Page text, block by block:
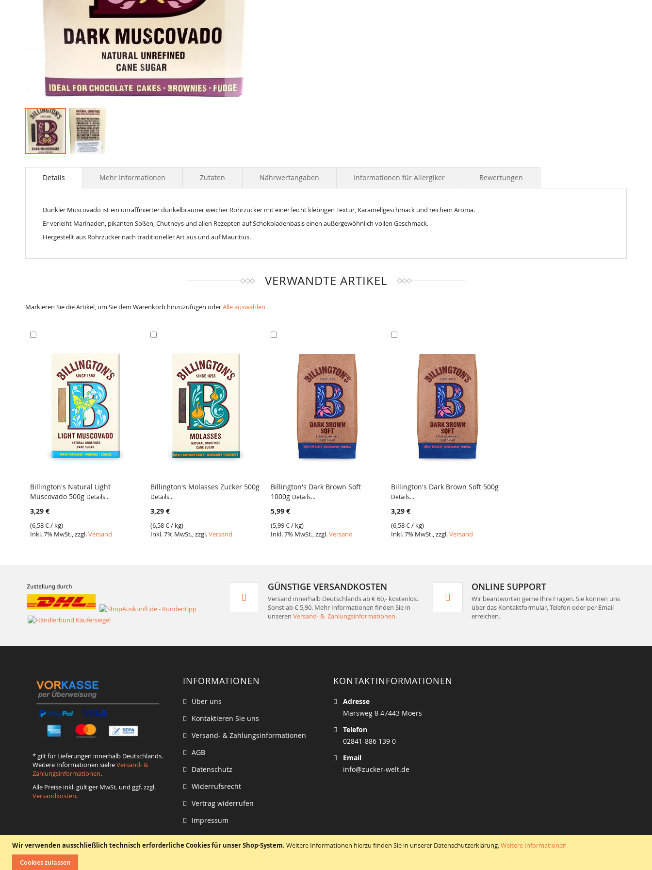
Wir verwenden ausschließlich technisch erforderliche Cookies für unser Shop-System. Weitere Informationen hierzu finden Sie in unserer Datenschutzerklärung.Weitere Informationen
Cookies zulassen
to
images
gallery
Details
Dunkler Muscovado ist ein unraffinierter dunkelbrauner weicher Rohrzucker mit einer leicht klebrigen Textur, Karamellgeschmack und reichem Aroma.
Er verleiht Marinaden, pikanten Soßen, Chutneys und allen Rezepten auf Schokoladenbasis einen außergewöhnlich vollen Geschmack.
Hergestellt aus Rohrzucker nach traditioneller Art aus und auf Mauritius.
Mehr Informationen Zutaten Nährwertangaben Informationen für Allergiker Bewertungen
VERWANDTE ARTIKEL
Markieren Sie die Artikel, um Sie dem Warenkorb hinzuzufügen oderAlle auswählen
VERGLEICH
Billington's Natural Light
Muscovado 500g Details...
3,29 €
(6,58 €/ kg)
Inkl. 7% MwSt., zzgl.Versand
VERGLEICH
Billington's Molasses Zucker 500g
Details...
3,29 €
(6,58 €/ kg)
Inkl. 7% MwSt., zzgl.Versand
VERGLEICH
Billington's Dark Brown Soft
1000g Details...
5,99 €
(5,99 €/ kg)
Inkl. 7% MwSt., zzgl.Versand
VERGLEICH
Billington's Dark Brown Soft 500g
Details...
3,29 €
(6,58 €/ kg)
Inkl. 7% MwSt., zzgl.Versand
GÜNSTIGE VERSANDKOSTEN
Versand innerhalb Deutschlands ab € 60,- kostenlos.
Sonst ab € 5,90. Mehr Informationen finden Sie in
unseren Versand- & Zahlungsinformationen.
ONLINE SUPPORT
Wir beantworten gerne Ihre Fragen. Sie können uns
über das Kontaktformular, Telefon oder per Email
erreichen.
* gilt für Lieferungen innerhalb Deutschlands.
Weitere Informationen sieheVersand- &
Zahlungsinformationen.
Alle Preise inkl. gültiger MwSt. und ggf. zzgl.
Versandkosten.
INFORMATIONEN
Über uns
Kontaktieren Sie uns
Versand- & Zahlungsinformationen
AGB
Datenschutz
Widerrufsrecht
Vertrag widerrufen
Impressum
KONTAKTINFORMATIONEN
Adresse
Marsweg 8 47443 Moers
Telefon
02841-886 139 0
Email
info@zucker-welt.de